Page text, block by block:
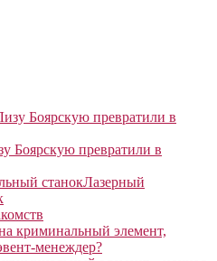
Боярскую превратили в
Лазерный